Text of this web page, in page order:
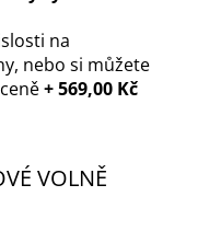
na
nebo si můžete
+ 569,00 Kč
VOLNĚ